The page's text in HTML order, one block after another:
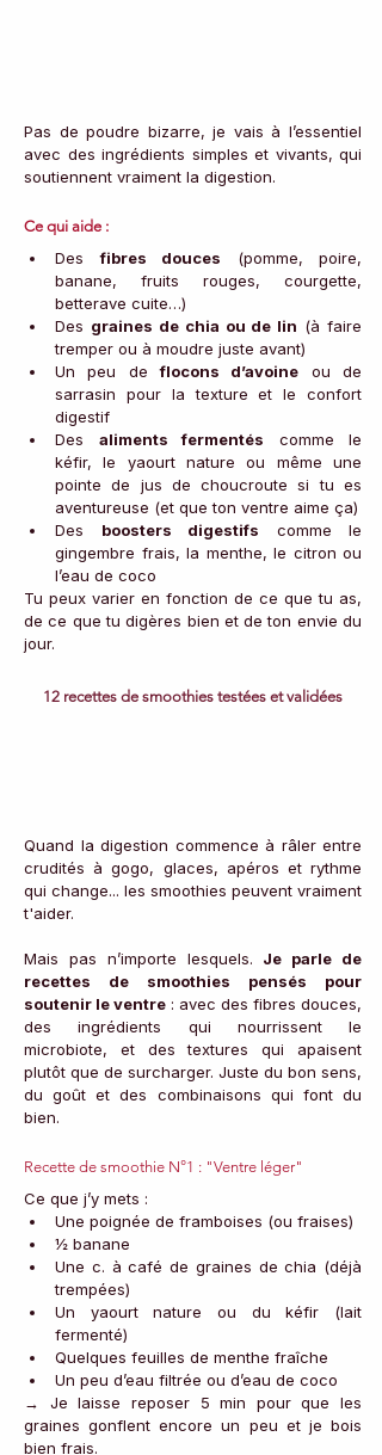
Pas de poudre bizarre, je vais à l’essentiel
avec des ingrédients simples et vivants, qui
soutiennent vraiment la digestion.
Ce qui aide :
Des fibres douces (pomme, poire,
banane, fruits rouges, courgette,
betterave cuite…)
Des graines de chia ou de lin (à faire
tremper ou à moudre juste avant)
Un peu de flocons d’avoine ou de
sarrasin pour la texture et le confort
digestif
Des aliments fermentés comme le
kéfir, le yaourt nature ou même une
pointe de jus de choucroute si tu es
aventureuse (et que ton ventre aime ça)
Des boosters digestifs comme le
gingembre frais, la menthe, le citron ou
l’eau de coco
Tu peux varier en fonction de ce que tu as,
de ce que tu digères bien et de ton envie du
jour.
12 recettes de smoothies testées et validées
Quand la digestion commence à râler entre
crudités à gogo, glaces, apéros et rythme
qui change... les smoothies peuvent vraiment
t'aider.
Mais pas n’importe lesquels. Je parle de
recettes de smoothies pensés pour
soutenir le ventre : avec des fibres douces,
des ingrédients qui nourrissent le
microbiote, et des textures qui apaisent
plutôt que de surcharger. Juste du bon sens,
du goût et des combinaisons qui font du
bien.
Recette de smoothie N°1 : "Ventre léger"
Ce que j’y mets :
Une poignée de framboises (ou fraises)
½ banane
Une c. à café de graines de chia (déjà
trempées)
Un yaourt nature ou du kéfir (lait
fermenté)
Quelques feuilles de menthe fraîche
Un peu d’eau filtrée ou d’eau de coco
→ Je laisse reposer 5 min pour que les
graines gonflent encore un peu et je bois
bien frais.